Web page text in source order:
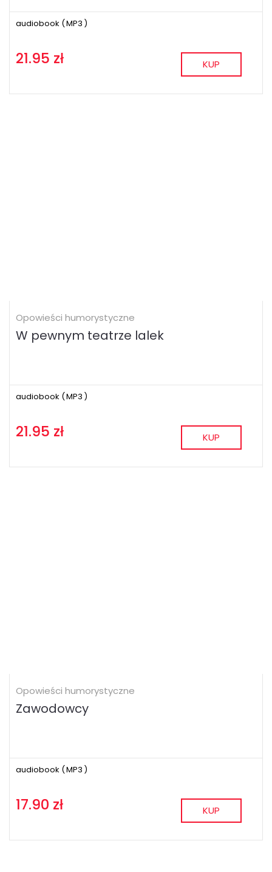
audiobook (MP3 )
21.95 zł KUP
Opowieści humorystyczne
W pewnym teatrze lalek
audiobook (MP3 )
21.95 zł KUP
Opowieści humorystyczne
Zawodowcy
audiobook (MP3 )
17.90 zł KUP